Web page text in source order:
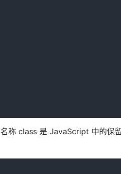
称 class 是 JavaScript 中的保